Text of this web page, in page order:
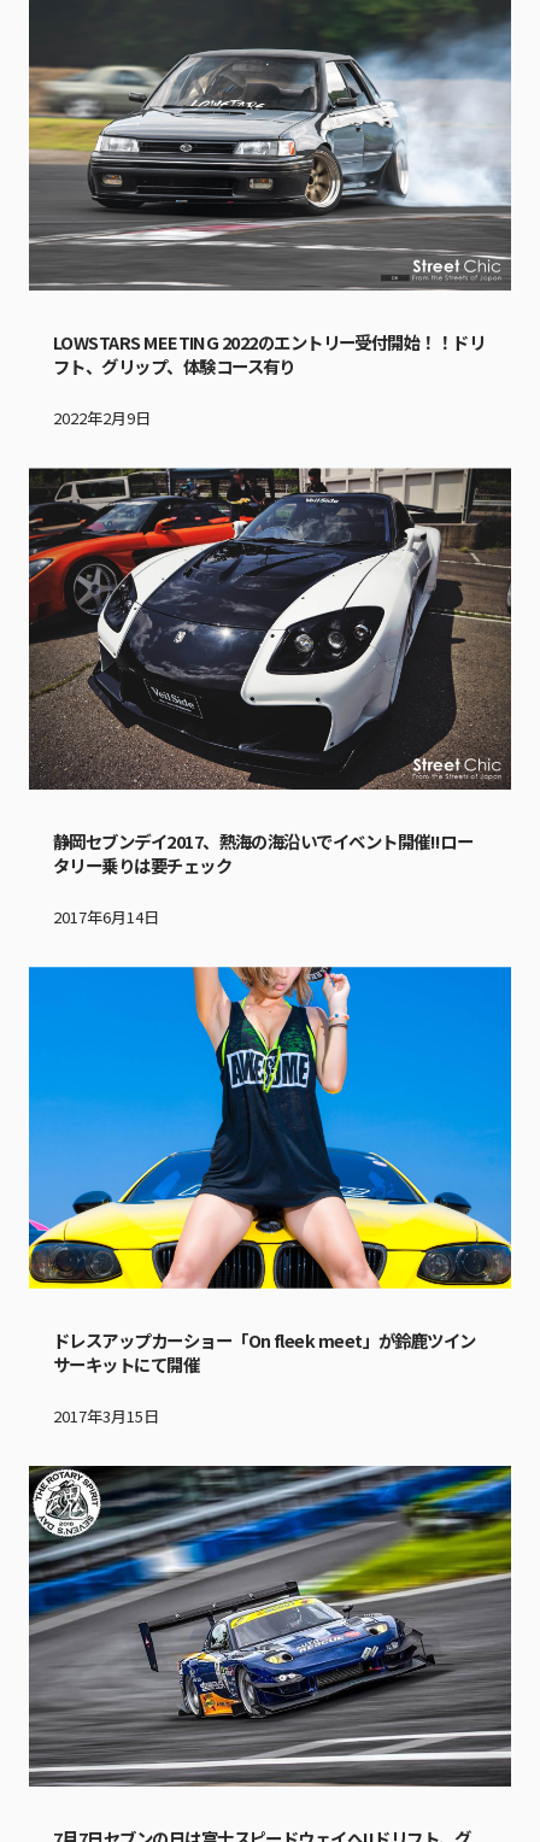
LOWSTARS MEETING 2022のエントリー受付開始！！ドリ
フト、グリップ、体験コース有り
2022年2月9日
静岡セブンデイ2017、熱海の海沿いでイベント開催!!ロー
タリー乗りは要チェック
2017年6月14日
ドレスアップカーショー「On fleek meet」が鈴鹿ツイン
サーキットにて開催
2017年3月15日